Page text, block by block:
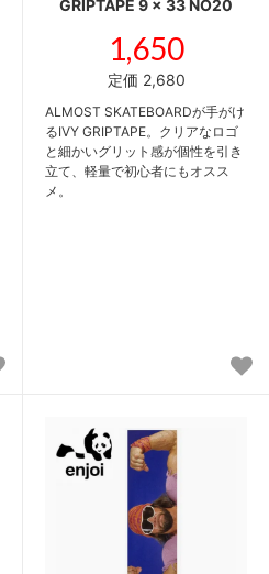
GRIPTAPE 9 x 33 NO20
1,650
定価 2,680
ALMOST SKATEBOARDが手がけ
るIVY GRIPTAPE。クリアなロゴ
と細かいグリット感が個性を引き
立て、軽量で初心者にもオスス
メ。